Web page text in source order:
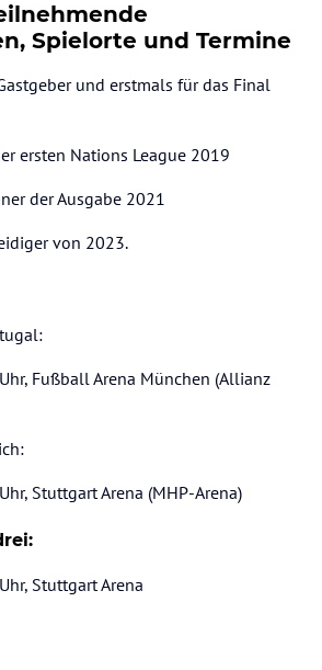
Spielorte und Termine
und erstmals für das Final
ersten Nations League 2019
der Ausgabe 2021
von 2023.
Fußball Arena München (Allianz
Stuttgart Arena (MHP-Arena)
Stuttgart Arena